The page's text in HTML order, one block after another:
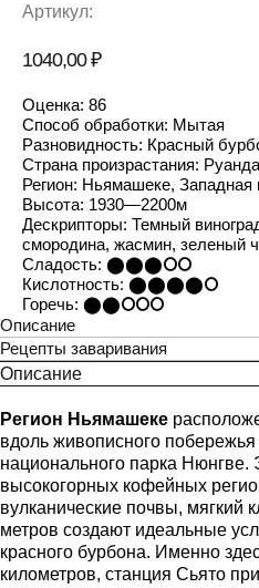
Артикул:
1040,00 ₽
Оценка: 86
Способ обработки: Мытая
Разновидность: Красный
Страна произрастания: Руанда
Регион: Ньямашеке, Западная
Высота: 1930—2200м
Дескрипторы: Темный
смородина, жасмин, зеленый
Сладость: ⬤⬤⬤⭘⭘
Кислотность: ⬤⬤⬤⬤⭘
Горечь: ⬤⬤⭘⭘⭘
Описание
Рецепты заваривания
Описание
Регион Ньямашеке
вдоль живописного
национального парка Нюнгве.
высокогорных кофейных
вулканические почвы, мягкий
метров создают идеальные
красного бурбона. Именно
километров, станция Сьято